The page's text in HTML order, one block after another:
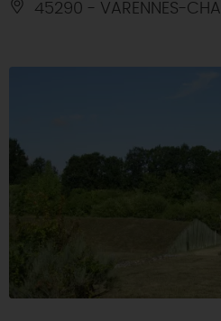
45290 - VARENNES-